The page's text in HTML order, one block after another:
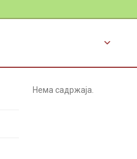
Нема садржаја.